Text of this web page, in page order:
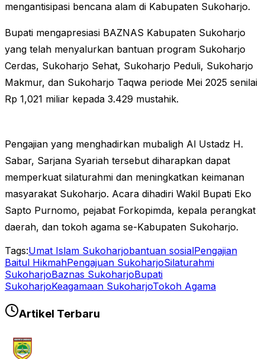
mengantisipasi bencana alam di Kabupaten Sukoharjo.
Bupati mengapresiasi BAZNAS Kabupaten Sukoharjo
yang telah menyalurkan bantuan program Sukoharjo
Cerdas, Sukoharjo Sehat, Sukoharjo Peduli, Sukoharjo
Makmur, dan Sukoharjo Taqwa periode Mei 2025 senilai
Rp 1,021 miliar kepada 3.429 mustahik.
Pengajian yang menghadirkan mubaligh Al Ustadz H.
Sabar, Sarjana Syariah tersebut diharapkan dapat
memperkuat silaturahmi dan meningkatkan keimanan
masyarakat Sukoharjo. Acara dihadiri Wakil Bupati Eko
Sapto Purnomo, pejabat Forkopimda, kepala perangkat
daerah, dan tokoh agama se-Kabupaten Sukoharjo.
Tags:Umat Islam Sukoharjobantuan sosialPengajian
Baitul HikmahPengajuan SukoharjoSilaturahmi
SukoharjoBaznas SukoharjoBupati
SukoharjoKeagamaan SukoharjoTokoh Agama
Artikel Terbaru